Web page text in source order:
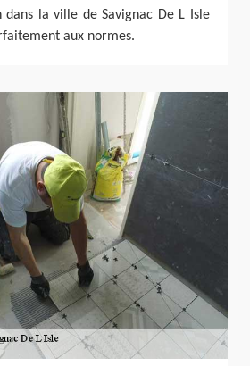
la ville de Savignac De L Isle
aux normes.